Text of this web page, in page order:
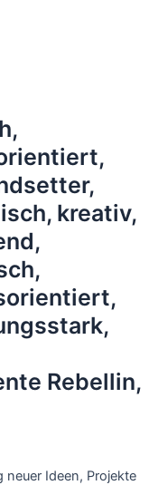
kreativ,
Rebellin,
Ideen, Projekte